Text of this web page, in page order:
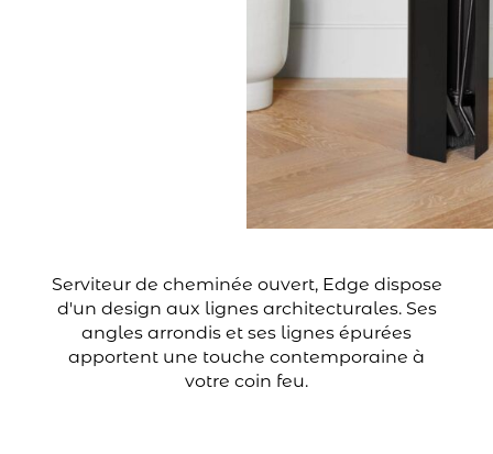
Serviteur de cheminée ouvert, Edge dispose
d'un design aux lignes architecturales. Ses
angles arrondis et ses lignes épurées
apportent une touche contemporaine à
votre coin feu.